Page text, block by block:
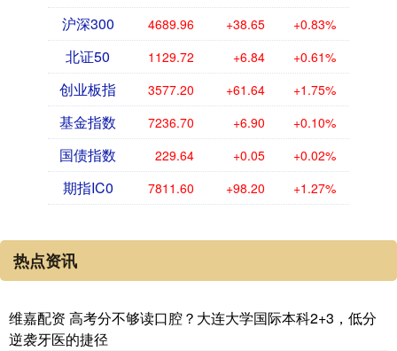
沪深300 4689.96 +38.65 +0.83%
北证50 1129.72 +6.84 +0.61%
创业板指 3577.20 +61.64 +1.75%
基金指数 7236.70 +6.90 +0.10%
国债指数 229.64 +0.05 +0.02%
期指IC0 7811.60 +98.20 +1.27%
热点资讯
维嘉配资 高考分不够读口腔？大连大学国际本科2+3，低分
逆袭牙医的捷径